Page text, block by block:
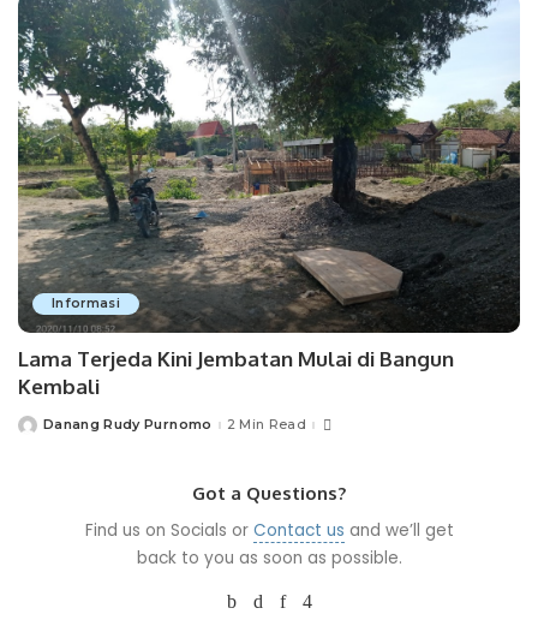
Informasi
Lama Terjeda Kini Jembatan Mulai di Bangun
Kembali
PostedDanang Rudy Purnomo 2 Min Read
Got a Questions?
Find us on Socials or Contact us and we’ll get
back to you as soon as possible.